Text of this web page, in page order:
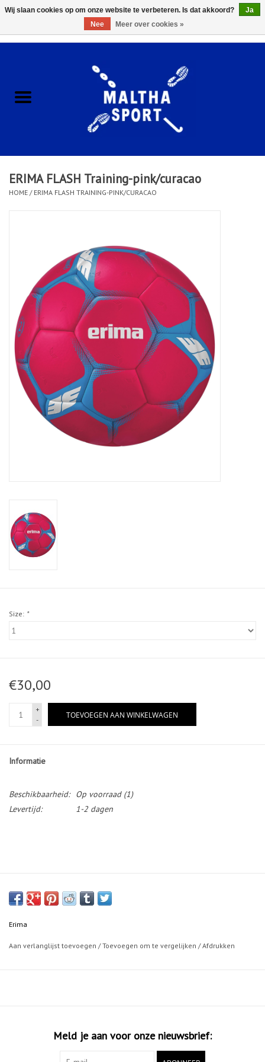
ACCESSOIRES/HARDWARE
KLEDING
CLUBSHOPS
Afspraak Loop Analyse
Diensten
Merken
ERIMA FLASH Training-pink/curacao
HOME / ERIMA FLASH TRAINING-PINK/CURACAO
Size: *
€30,00
+
-
TOEVOEGEN AAN WINKELWAGEN
Informatie
Beschikbaarheid: Op voorraad(1)
Levertijd:
1-2 dagen
Erima
Aan verlanglijst toevoegen /Toevoegen om te vergelijken /Afdrukken
Meld je aan voor onze nieuwsbrief:
Wij slaan cookies op om onze website te verbeteren. Is dat akkoord?
Ja
Nee
Meer over cookies »